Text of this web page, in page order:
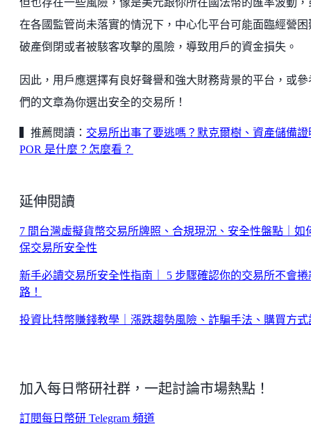
在各國監管尚未落實的情況下，中心化平台可能面臨經營困
破產倒閉或者被駭客攻擊的風險，導致用戶的資金損失。
因此，用戶應選擇有良好聲譽和強大財務背景的平台，或參
們的文章為你選出安全的交易所！
▍推薦閱讀： 交易所出事了要逃嗎？默克爾樹、資產儲備證
POR 是什麼？怎麼看？
延伸閱讀
7 間台灣虛擬貨幣交易所牌照、合規現況、安全性盤點｜如
保交易所安全性
新手必讀交易所安全性指南｜ 5 步驟確認你的交易所不會捲
路！
投資比特幣賺錢教學｜漲跌趨勢風險、詐騙手法、購買方式
加入每日幣研社群，一起討論市場熱點！
訂閱每日幣研 Telegram 頻道